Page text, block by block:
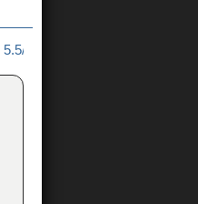
5.5/10 de 2 votos